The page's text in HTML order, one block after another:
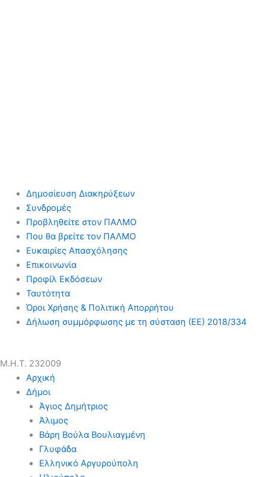
Δημοσίευση Διακηρύξεων
Συνδρομές
Προβληθείτε στον ΠΑΛΜΟ
Που θα βρείτε τον ΠΑΛΜΟ
Ευκαιρίες Απασχόλησης
Επικοινωνία
Προφίλ Εκδόσεων
Ταυτότητα
Όροι Χρήσης & Πολιτική Απορρήτου
Δήλωση συμμόρφωσης με τη σύσταση (ΕΕ) 2018/334
Μ.Η.Τ. 232009
Αρχική
Δήμοι
Άγιος Δημήτριος
Άλιμος
Βάρη Βούλα Βουλιαγμένη
Γλυφάδα
Ελληνικό Αργυρούπολη